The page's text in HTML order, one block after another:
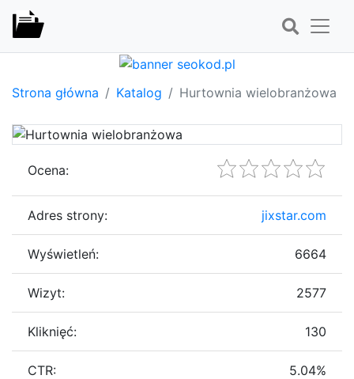
Strona główna Katalog Hurtownia wielobranżowa
Ocena:
Adres strony: jixstar.com
Wyświetleń: 6664
Wizyt: 2577
Kliknięć: 130
CTR: 5.04%